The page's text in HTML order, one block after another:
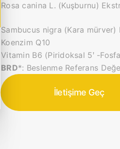
Rosa canina L. (Kuşburnu)
Sambucus nigra (Kara mürver)
Koenzim Q10
Vitamin B6 (Piridoksal 5ꞌ -
BRD*: Beslenme Referans
İletişime Geç